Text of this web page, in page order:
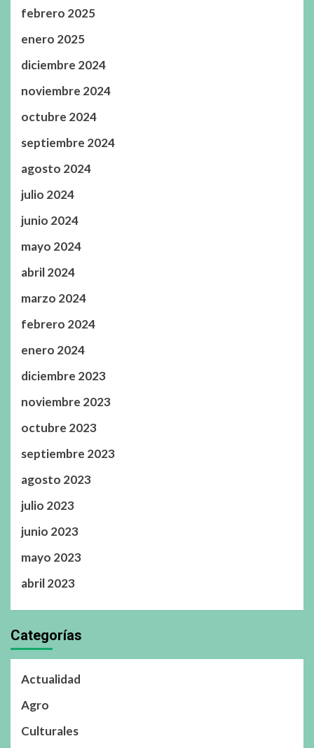
febrero 2025
enero 2025
diciembre 2024
noviembre 2024
octubre 2024
septiembre 2024
agosto 2024
julio 2024
junio 2024
mayo 2024
abril 2024
marzo 2024
febrero 2024
enero 2024
diciembre 2023
noviembre 2023
octubre 2023
septiembre 2023
agosto 2023
julio 2023
junio 2023
mayo 2023
abril 2023
Categorías
Actualidad
Agro
Culturales